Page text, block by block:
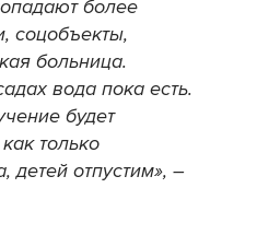
более
соцобъекты,
больница.
вода пока есть.
будет
только
детей отпустим», –